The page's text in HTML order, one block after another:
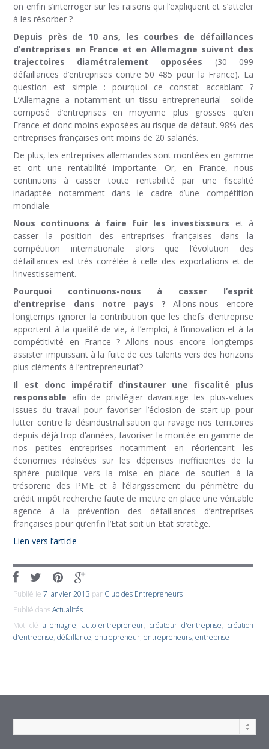
on enfin s’interroger sur les raisons qui l’expliquent et s’atteler
à les résorber ?
Depuis près de 10 ans, les courbes de défaillances
d’entreprises en France et en Allemagne suivent des
trajectoires diamétralement opposées (30 099
défaillances d’entreprises contre 50 485 pour la France). La
question est simple : pourquoi ce constat accablant ?
L’Allemagne a notamment un tissu entrepreneurial solide
composé d’entreprises en moyenne plus grosses qu’en
France et donc moins exposées au risque de défaut. 98% des
entreprises françaises ont moins de 20 salariés.
De plus, les entreprises allemandes sont montées en gamme
et ont une rentabilité importante. Or, en France, nous
continuons à casser toute rentabilité par une fiscalité
inadaptée notamment dans le cadre d’une compétition
mondiale.
Nous continuons à faire fuir les investisseurs et à
casser la position des entreprises françaises dans la
compétition internationale alors que l’évolution des
défaillances est très corrélée à celle des exportations et de
l’investissement.
Pourquoi continuons-nous à casser l’esprit
d’entreprise dans notre pays ? Allons-nous encore
longtemps ignorer la contribution que les chefs d’entreprise
apportent à la qualité de vie, à l’emploi, à l’innovation et à la
compétitivité en France ? Allons nous encore longtemps
assister impuissant à la fuite de ces talents vers des horizons
plus cléments à l’entrepreneuriat?
Il est donc impératif d’instaurer une fiscalité plus
responsable afin de privilégier davantage les plus-values
issues du travail pour favoriser l’éclosion de start-up pour
lutter contre la désindustrialisation qui ravage nos territoires
depuis déjà trop d’années, favoriser la montée en gamme de
nos petites entreprises notamment en réorientant les
économies réalisées sur les dépenses inefficientes de la
sphère publique vers la mise en place de soutien à la
trésorerie des PME et à l’élargissement du périmètre du
crédit impôt recherche faute de mettre en place une véritable
agence à la prévention des défaillances d’entreprises
françaises pour qu’enfin l’Etat soit un Etat stratège.
Lien vers l’article
Publié le7 janvier 2013 par Club des Entrepreneurs
Publié dansActualités
Mot cléallemagne, auto-entrepreneur, créateur d'entreprise, création
d'entreprise,défaillance,entrepreneur,entrepreneurs,entreprise